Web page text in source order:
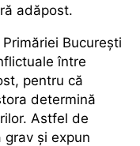
adăpost.
București
între
pentru că
determină
Astfel de
și expun